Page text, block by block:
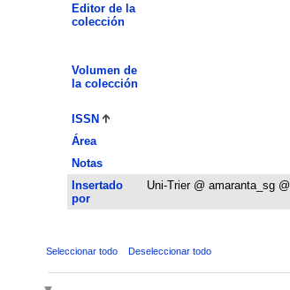
Editor de la
colección
Volumen de
la colección
ISSN
Área
Notas
Insertado
por
Uni-Trier @ amaranta_sg @
Seleccionar todo Deseleccionar todo